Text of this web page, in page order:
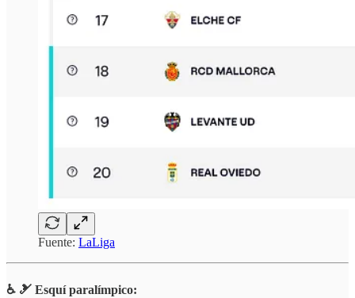
Fuente: LaLiga
♿️ 🎿 Esquí paralímpico: